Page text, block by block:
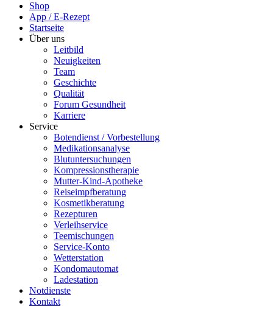
Shop
App / E-Rezept
Startseite
Über uns
Leitbild
Neuigkeiten
Team
Geschichte
Qualität
Forum Gesundheit
Karriere
Service
Botendienst / Vorbestellung
Medikationsanalyse
Blutuntersuchungen
Kompressionstherapie
Mutter-Kind-Apotheke
Reiseimpfberatung
Kosmetikberatung
Rezepturen
Verleihservice
Teemischungen
Service-Konto
Wetterstation
Kondomautomat
Ladestation
Notdienste
Kontakt